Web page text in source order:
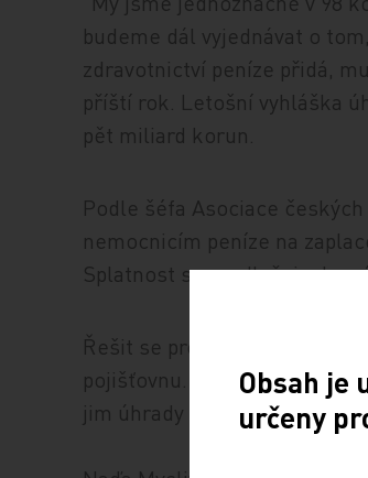
budeme dál vyjednávat o
zdravotnictví peníze přidá,
příští rok. Letošní vyhláška
pět miliard korun.
Podle šéfa Asociace
nemocnicím peníze na
Splatnost se prodlužuje,
Řešit se proto musí i letošní
pojišťovnu. Pokud ji
jim úhrady za péči.
Obsah je
určeny